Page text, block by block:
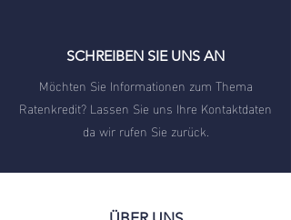
SCHREIBEN SIE UNS AN
Möchten Sie Informationen zum Thema
Ratenkredit? Lassen Sie uns Ihre Kontaktdaten
da wir rufen Sie zurück.